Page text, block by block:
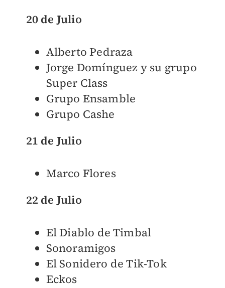
20 de Julio
Alberto Pedraza
Jorge Domínguez y su grupo
Super Class
Grupo Ensamble
Grupo Cashe
21 de Julio
Marco Flores
22 de Julio
El Diablo de Timbal
Sonoramigos
El Sonidero de Tik-Tok
Eckos